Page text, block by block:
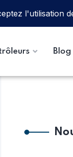
Blog